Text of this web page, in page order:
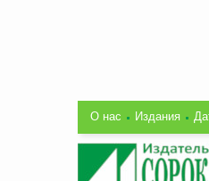
О нас Издания